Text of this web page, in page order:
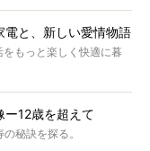
電と、新しい愛情物語
もっと楽しく快適に暮
ー12歳を超えて
秘訣を探る。